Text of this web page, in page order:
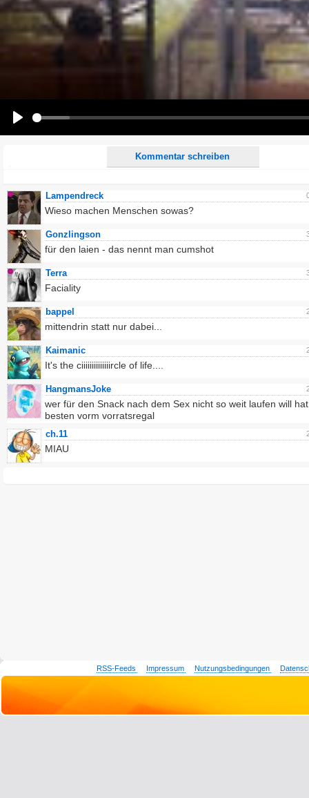
Kommentar schreiben
Kommentar:
Alle HTML-Tags außer <br>, <strike> und <i> werden aus Deinem Kommentar entfernt.
URLs werden automatisch umgewandelt. Bitte verwende "www." oder "http://" in URLs
Ich möchte eine E-Mail, wenn auf dieser Seite weitere Kommentare erscheinen.
Lampendreck
Wieso machen Menschen sowas?
Gonzlingson
für den laien - das nennt man cumshot
Terra
Faciality
bappel
mittendrin statt nur dabei...
Kaimanic
It's the ciiiiiiiiiiiiiircle of life....
HangmansJoke
wer für den Snack nach dem Sex nicht so weit laufen will
besten vorm vorratsregal
ch.11
MIAU
RSS-Feeds Impressum Nutzungsbedingungen